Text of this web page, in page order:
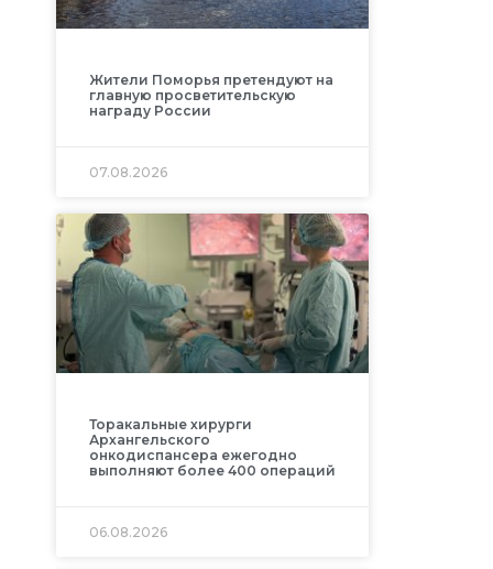
Жители Поморья претендуют на
главную просветительскую
награду России
07.08.2026
Торакальные хирурги
Архангельского
онкодиспансера ежегодно
выполняют более 400 операций
06.08.2026